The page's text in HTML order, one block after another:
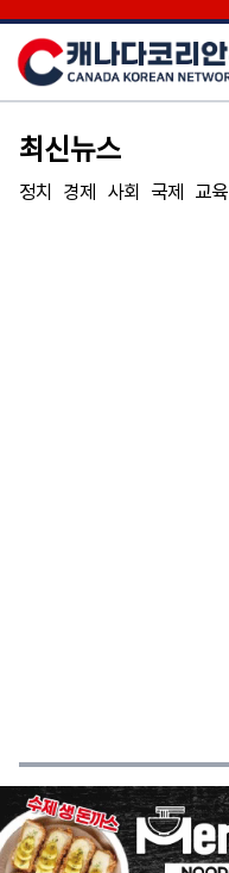
최신뉴스
정치 경제 사회 국제 교육